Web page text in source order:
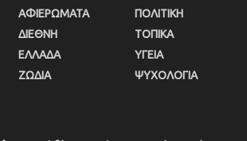
ΑΦΙΕΡΩΜΑΤΑ
ΔΙΕΘΝΗ
ΕΛΛΑΔΑ
ΖΩΔΙΑ
ΠΟΛΙΤΙΚΗ
ΤΟΠΙΚΑ
ΥΓΕΙΑ
ΨΥΧΟΛΟΓΙΑ